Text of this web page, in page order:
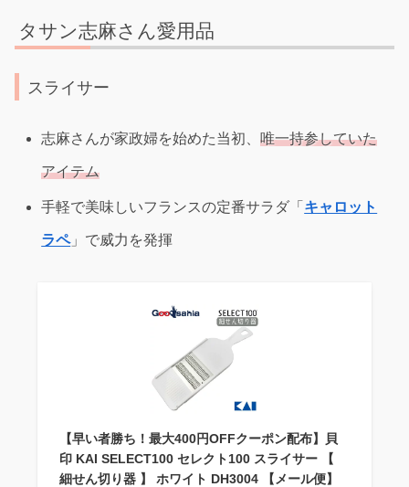
タサン志麻さん愛用品
スライサー
志麻さんが家政婦を始めた当初、唯一持参していた
アイテム
手軽で美味しいフランスの定番サラダ「 キャロット
ラペ」で威力を発揮
【早い者勝ち！最大400円OFFクーポン配布】貝
印 KAI SELECT100 セレクト100 スライサー 【
細せん切り器 】 ホワイト DH3004 【メール便】